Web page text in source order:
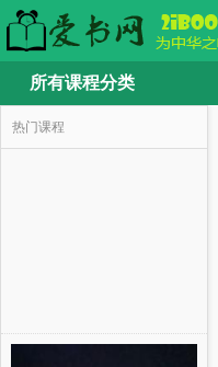
所有课程分类
热门课程